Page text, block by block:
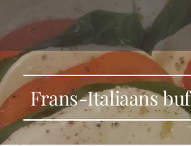
Frans-Italiaans